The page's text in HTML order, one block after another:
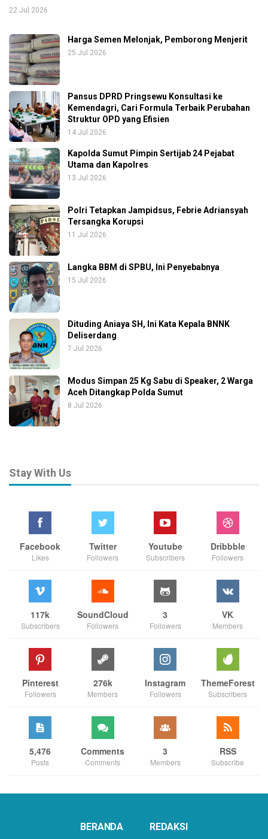
22 Jul 2026
Harga Semen Melonjak, Pemborong Menjerit
25 Jul 2026
Pansus DPRD Pringsewu Konsultasi ke
Kemendagri, Cari Formula Terbaik Perubahan
Struktur OPD yang Efisien
14 Jul 2026
Kapolda Sumut Pimpin Sertijab 24 Pejabat
Utama dan Kapolres
13 Jul 2026
Polri Tetapkan Jampidsus, Febrie Adriansyah
Tersangka Korupsi
11 Jul 2026
Langka BBM di SPBU, Ini Penyebabnya
15 Jul 2026
Dituding Aniaya SH, Ini Kata Kepala BNNK
Deliserdang
7 Jul 2026
Modus Simpan 25 Kg Sabu di Speaker, 2 Warga
Aceh Ditangkap Polda Sumut
8 Jul 2026
Stay With Us
Facebook
Likes
Twitter
Followers
Youtube
Subscribers
Dribbble
Followers
117k
Subscribers
SoundCloud
Followers
3
Followers
VK
Members
Pinterest
Followers
276k
Members
Instagram
Followers
ThemeForest
Subscribers
5,476
Posts
Comments
Comments
3
Members
RSS
Subscribe
BERANDA REDAKSI